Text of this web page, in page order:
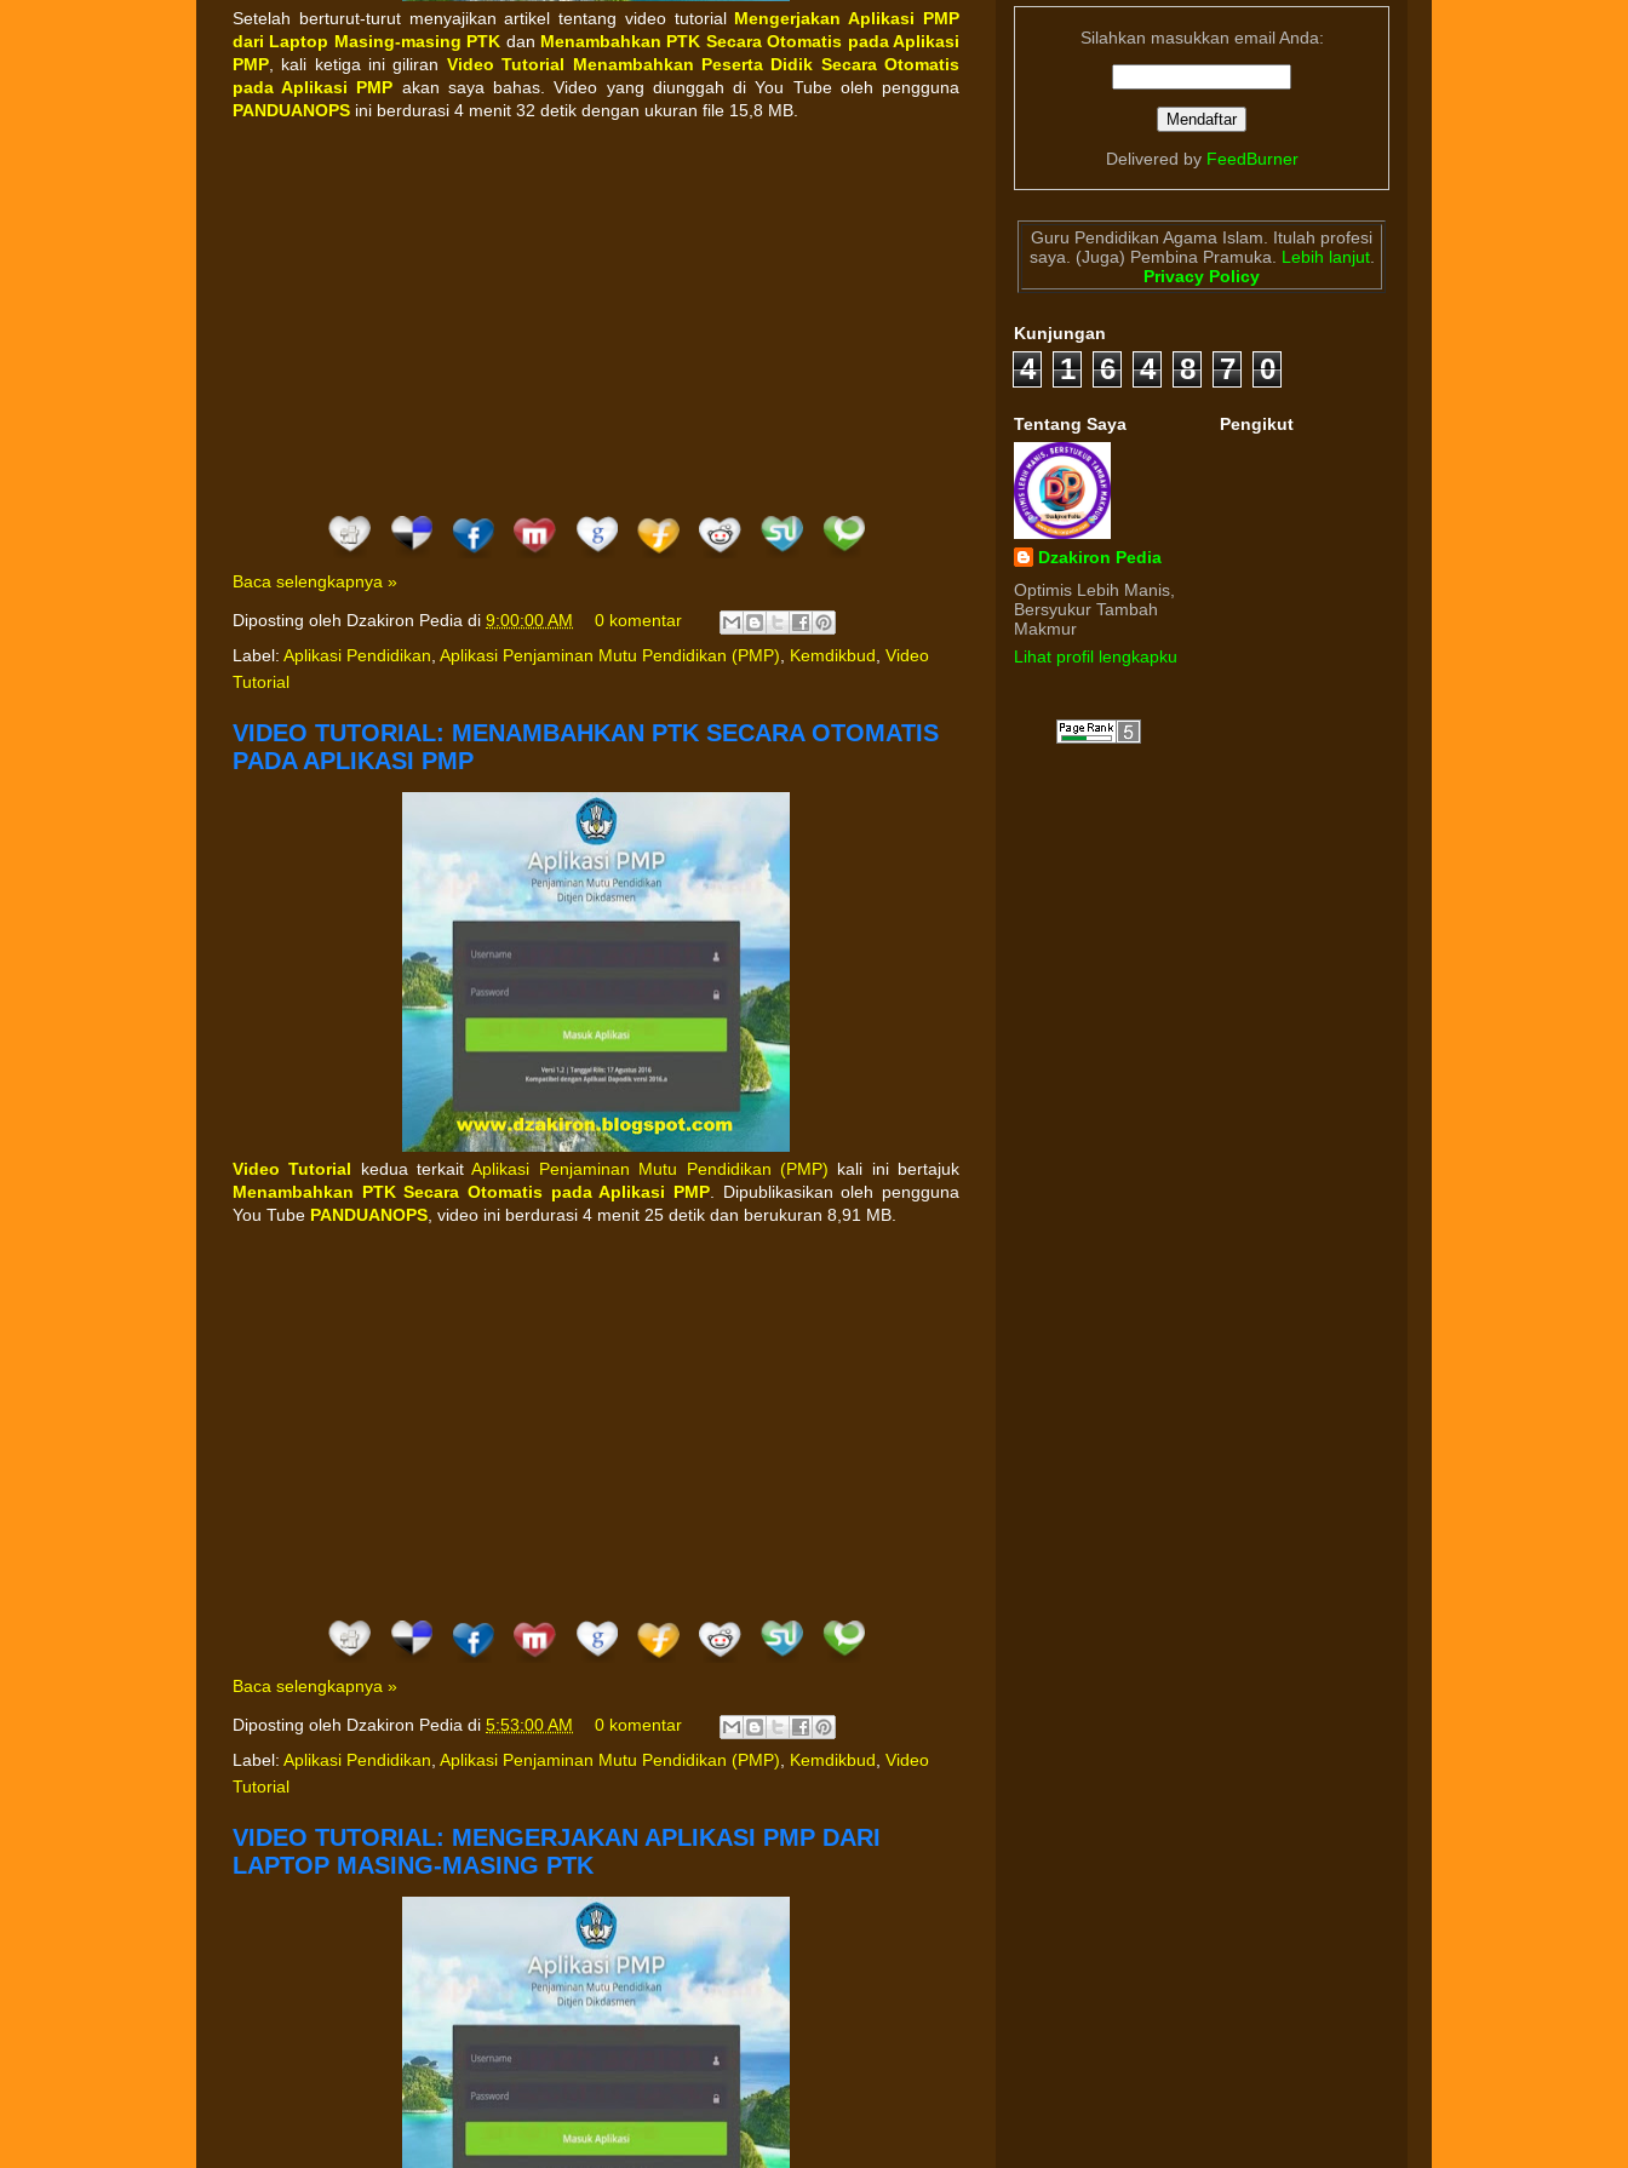
Setelah berturut-turut menyajikan artikel tentang video tutorial Mengerjakan Aplikasi PMP
dari Laptop Masing-masing PTK dan Menambahkan PTK Secara Otomatis pada Aplikasi
PMP, kali ketiga ini giliran Video Tutorial Menambahkan Peserta Didik Secara Otomatis
pada Aplikasi PMP akan saya bahas. Video yang diunggah di You Tube oleh pengguna
PANDUANOPS ini berdurasi 4 menit 32 detik dengan ukuran file 15,8 MB.
Baca selengkapnya »
Diposting oleh Dzakiron Pedia di 9:00:00 AM
0 komentar
Label: Aplikasi Pendidikan, Aplikasi Penjaminan Mutu Pendidikan (PMP), Kemdikbud, Video
Tutorial
VIDEO TUTORIAL: MENAMBAHKAN PTK SECARA OTOMATIS
PADA APLIKASI PMP
Video Tutorial kedua terkaitAplikasi Penjaminan Mutu Pendidikan (PMP) kali ini bertajuk
Menambahkan PTK Secara Otomatis pada Aplikasi PMP. Dipublikasikan oleh pengguna
You Tube PANDUANOPS, video ini berdurasi 4 menit 25 detik dan berukuran 8,91 MB.
Baca selengkapnya »
Diposting oleh Dzakiron Pedia di 5:53:00 AM
0 komentar
Label: Aplikasi Pendidikan, Aplikasi Penjaminan Mutu Pendidikan (PMP), Kemdikbud, Video
Tutorial
VIDEO TUTORIAL: MENGERJAKAN APLIKASI PMP DARI
LAPTOP MASING-MASING PTK
Silahkan masukkan email Anda:
Delivered by FeedBurner
Guru Pendidikan Agama Islam. Itulah profesi
saya. (Juga) Pembina Pramuka.
Lebih lanjut.
Privacy Policy
Kunjungan
4 1 6 4 8 7 0
Tentang Saya
Dzakiron Pedia
Optimis Lebih Manis,
Bersyukur Tambah
Makmur
Lihat profil lengkapku
Pengikut